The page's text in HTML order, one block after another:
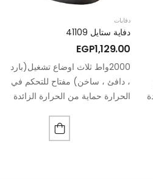
دفايات
دفاية ستايل 41109
EGP1,129.00
2000واط ثلاث اوضاع تشغيل(بارد
، دافئ ، ساخن) مفتاح للتحكم في
الحرارة حماية من الحرارة الزائدة
اتوماتيكياً عند الوقوع توزع الحرارة
في جميع الإتجاهات توفر الطاقة…